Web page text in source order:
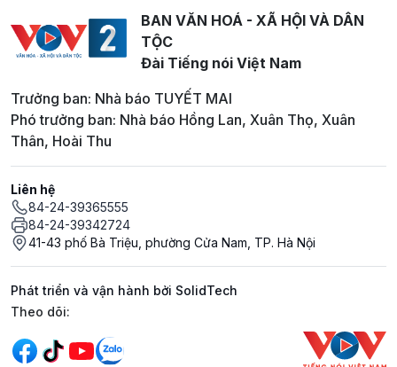
BAN VĂN HOÁ - XÃ HỘI VÀ DÂN
TỘC
Đài Tiếng nói Việt Nam
Trưởng ban: Nhà báo TUYẾT MAI
Phó trưởng ban: Nhà báo Hồng Lan, Xuân Thọ, Xuân
Thân, Hoài Thu
Liên hệ
84-24-39365555
84-24-39342724
41-43 phố Bà Triệu, phường Cửa Nam, TP. Hà Nội
Phát triển và vận hành bởi SolidTech
Mạng xã hội
Theo dõi: